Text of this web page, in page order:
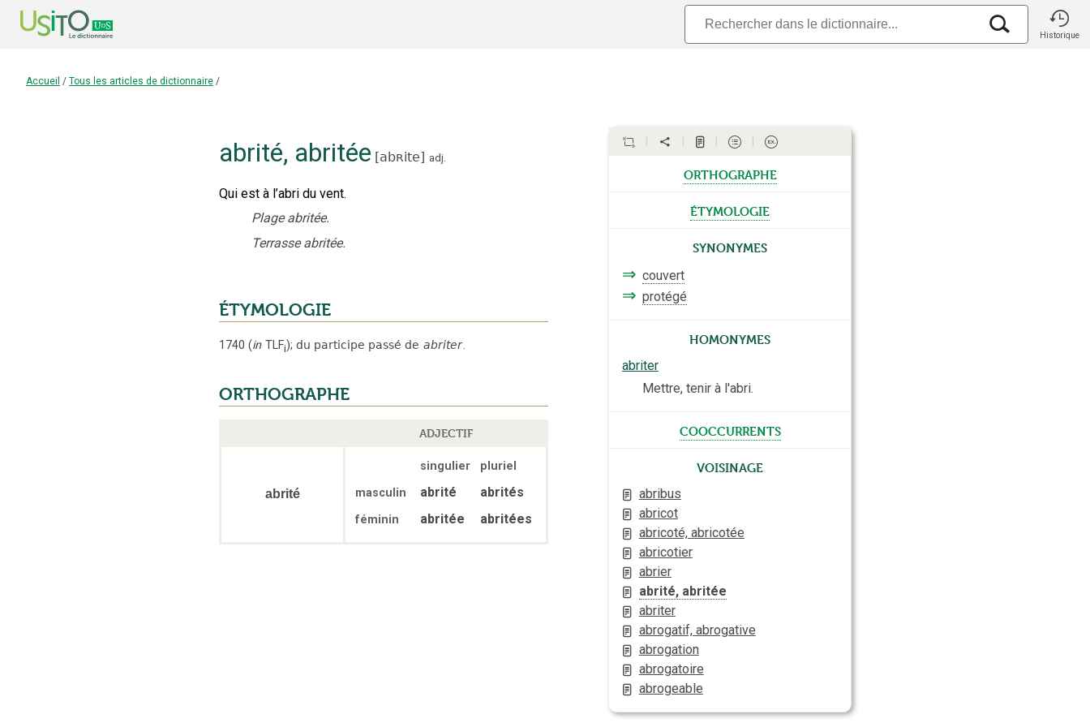
Historique
Accueil / Tous les articles de dictionnaire /
abrité, abritée [abʀite] adj.
Qui est à l’abri du vent.
Plage abritée.
Terrasse abritée.
ÉTYMOLOGIE
1740 (in TLFi); du participe passé de abriter.
ORTHOGRAPHE
ADJECTIF
abrité
singulier
pluriel
masculin
abrité abrités
féminin abritée abritées
orthographe
étymologie
Synonymes
⇒ couvert
⇒ protégé
Homonymes
abriter
Mettre, tenir à l'abri.
cooccurrents
Voisinage
abribus
abricot
abricoté, abricotée
abricotier
abrier
abrité, abritée
abriter
abrogatif, abrogative
abrogation
abrogatoire
abrogeable